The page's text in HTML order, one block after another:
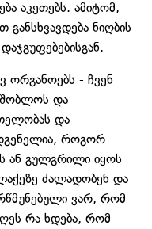
აკეთებს. ამიტომ,
ნიღბის
ორგანოებს - ჩვენ
და
და
როგორ
ან გულგრილი იყოს
ძალადობენ და
ვარ, რომ
რა ხდება, რომ